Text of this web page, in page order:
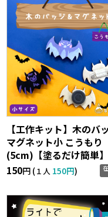
【工作キット】木のバ
マグネット小 こうもり
(5cm)【塗るだけ簡単】
150円 (１人 150円)